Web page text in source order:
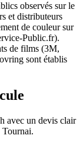
observés sur le
et distributeurs
de couleur sur
Public.fr).
de films (3M,
sont établis
avec un devis clair
Tournai.